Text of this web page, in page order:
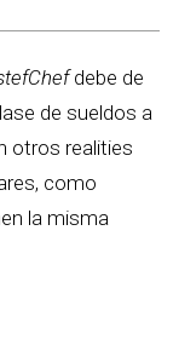
debe de
de sueldos a
otros realities
como
la misma